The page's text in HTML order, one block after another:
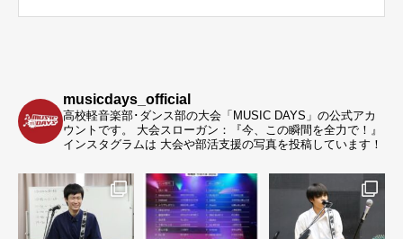
musicdays_official
高校軽音楽部･ダンス部の大会「MUSIC DAYS」の公式アカ
ウントです。
大会スローガン：『今、この瞬間を全力で！』
インスタグラムは 大会や部活支援の写真を投稿しています！